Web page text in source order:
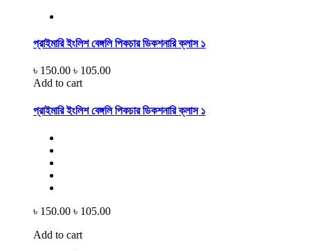
প্রাইমারি ইংলিশ বেঙ্গলি পিকচার ডিকশনারি ক্লাস ১
৳ 150.00 ৳ 105.00
Add to cart
প্রাইমারি ইংলিশ বেঙ্গলি পিকচার ডিকশনারি ক্লাস ১
৳ 150.00 ৳ 105.00
Add to cart